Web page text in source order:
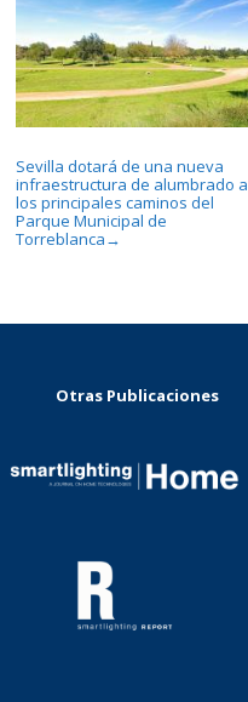
Sevilla dotará de una nueva
infraestructura de alumbrado a
los principales caminos del
Parque Municipal de
Torreblanca →
Otras Publicaciones